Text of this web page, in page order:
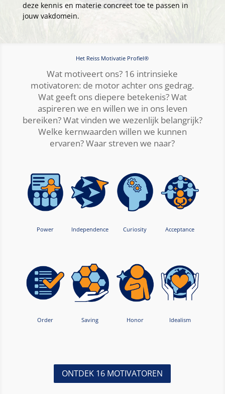
deze kennis en materie concreet toe te passen in
jouw vakdomein.
Het Reiss Motivatie Profiel®
Wat motiveert ons? 16 intrinsieke
motivatoren: de motor achter ons gedrag.
Wat geeft ons diepere betekenis? Wat
aspireren we en willen we in ons leven
bereiken? Wat vinden we wezenlijk belangrijk?
Welke kernwaarden willen we kunnen
ervaren? Waar streven we naar?
Power Independence Curiosity Acceptance
Order Saving Honor Idealism
ONTDEK 16 MOTIVATOREN